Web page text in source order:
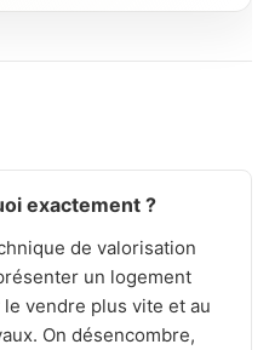
exactement ?
de valorisation
un logement
vendre plus vite et au
On désencombre,